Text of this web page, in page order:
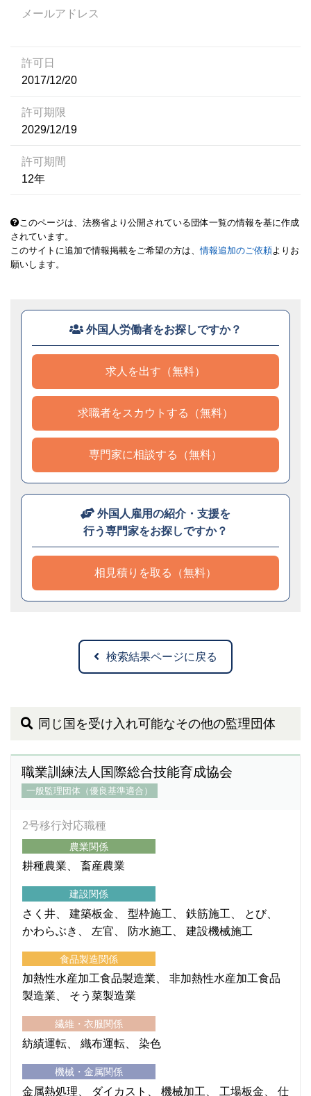
メールアドレス
許可日
2017/12/20
許可期限
2029/12/19
許可期間
12年
このページは、法務省より公開されている団体一覧の情報を基に作成
されています。
このサイトに追加で情報掲載をご希望の方は、情報追加のご依頼よりお
願いします。
外国人労働者をお探しですか？
求人を出す（無料）
求職者をスカウトする（無料）
専門家に相談する（無料）
外国人雇用の紹介・支援を
行う専門家をお探しですか？
相見積りを取る（無料）
検索結果ページに戻る
同じ国を受け入れ可能なその他の監理団体
職業訓練法人国際総合技能育成協会
一般監理団体（優良基準適合）
2号移行対応職種
農業関係
耕種農業 畜産農業
建設関係
さく井 建築板金 型枠施工 鉄筋施工
とび
かわらぶき
左官 防水施工 建設機械施工
食品製造関係
加熱性水産加工食品製造業
非加熱性水産加工食品
製造業
そう菜製造業
繊維・衣服関係
紡績運転 織布運転 染色
機械・金属関係
金属熱処理 ダイカスト 機械加工 工場板金 仕